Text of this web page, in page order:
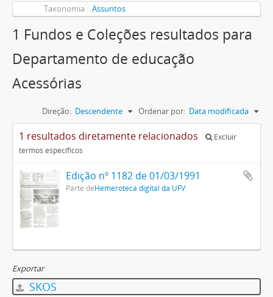
Taxonomia Assuntos
1 Fundos e Coleções resultados para
Departamento de educação
Acessórias
Ordenar por: Data modificada
Direção: Descendente
1 resultados diretamente relacionados
Excluir
termos específicos
Edição nº 1182 de 01/03/1991
Parte deHemeroteca digital da UFV
Exportar
SKOS